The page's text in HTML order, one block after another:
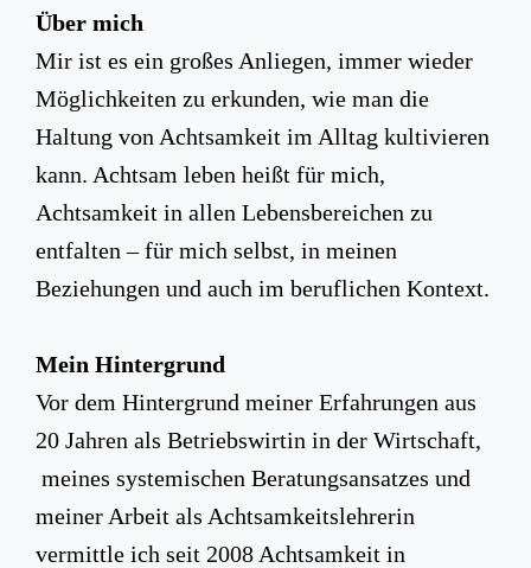
Über mich
Mir ist es ein großes Anliegen, immer wieder
Möglichkeiten zu erkunden, wie man die
Haltung von Achtsamkeit im Alltag kultivieren
kann. Achtsam leben heißt für mich,
Achtsamkeit in allen Lebensbereichen zu
entfalten – für mich selbst, in meinen
Beziehungen und auch im beruflichen Kontext.
Mein Hintergrund
Vor dem Hintergrund meiner Erfahrungen aus
20 Jahren als Betriebswirtin in der Wirtschaft,
meines systemischen Beratungsansatzes und
meiner Arbeit als Achtsamkeitslehrerin
vermittle ich seit 2008 Achtsamkeit in